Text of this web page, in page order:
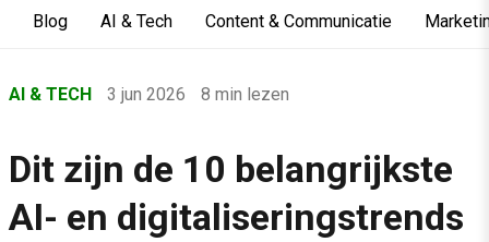
Blog AI & Tech Content & Communicatie
›
›
AI & Tech
AI & TECH 3 jun 2026 8 min lezen
Dit zijn de 10 belangrijkste
AI- en digitaliseringstrends